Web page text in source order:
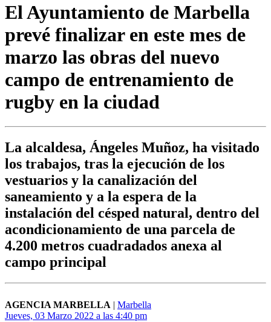
El Ayuntamiento de Marbella
prevé finalizar en este mes de
marzo las obras del nuevo
campo de entrenamiento de
rugby en la ciudad
La alcaldesa, Ángeles Muñoz, ha visitado
los trabajos, tras la ejecución de los
vestuarios y la canalización del
saneamiento y a la espera de la
instalación del césped natural, dentro del
acondicionamiento de una parcela de
4.200 metros cuadradados anexa al
campo principal
AGENCIA MARBELLA | Marbella
Jueves, 03 Marzo 2022 a las 4:40 pm